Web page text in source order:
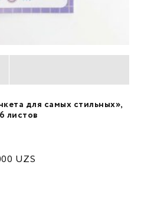
для самых стильных»,
листов
UZS